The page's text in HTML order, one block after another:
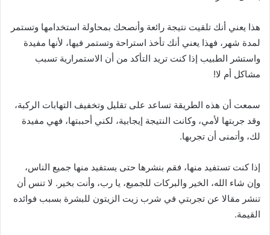
هذا يعني أنك تلقيت نتيجة رائعة وأنصحك بمحاولة استخدامها وتستمر
لمدة شهر، فهذا يعني أنك تأخذ استراحة وتستمر فيها، لأنها مفيدة
واستشر الطبيب إذا كنت تريد التأكد من أن الاستمرارية تسبب
مشاكل أم لا!
سمعت أن هذه الطريقة تساعد على تقليل وتخفيف التهابات الركبة،
وقد جربتها لأمي، وكانت النتيجة إيجابية، لكني أحببتها، فهي مفيدة
لك، وأتمنى أن تجربها.
إذا كنت تستفيد منها، فقم بنشرها حتى يستفيد منها جميع الناس،
وإن شاء الله، الخير والبركات للجميع، يا رب، وأنت بخير. لا تنس أن
تنشر مقالا عن تجربتي في شرب زيت الزيتون للبشرة بسبب فوائده
القيمة.